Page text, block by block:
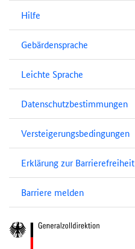
Hilfe
Gebärdensprache
Leichte Sprache
Datenschutzbestimmungen
Versteigerungsbedingungen
Erklärung zur Barrierefreiheit
Barriere melden